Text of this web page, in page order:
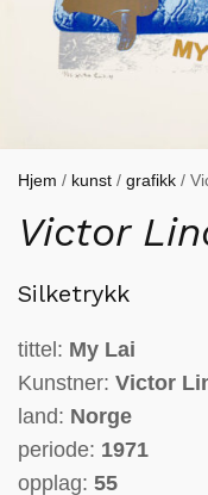
Hjem / kunst / grafikk /
Victor
Silketrykk
tittel: My Lai
Kunstner: Victor
land: Norge
periode: 1971
opplag: 55